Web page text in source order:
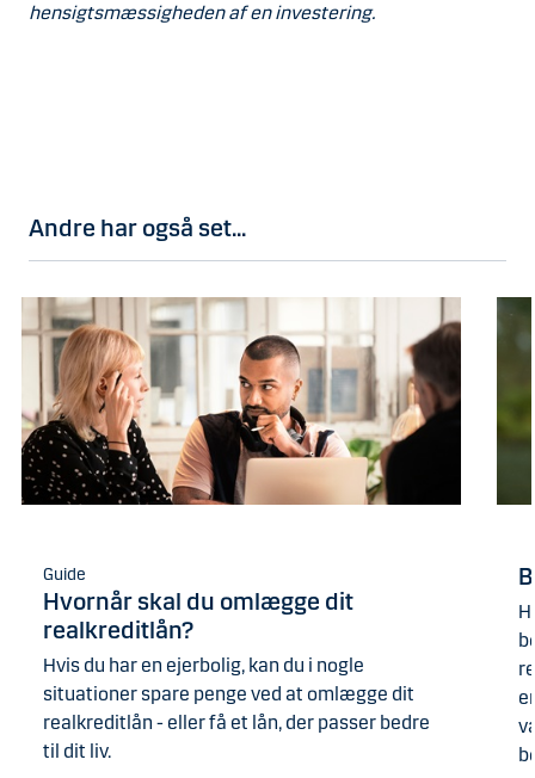
hensigtsmæssigheden af en investering.
Andre har også set...
Guide
Hvornår skal du omlægge dit
realkreditlån?
Hvis du har en ejerbolig, kan du i nogle
situationer spare penge ved at omlægge dit
realkreditlån - eller få et lån, der passer bedre
til dit liv.